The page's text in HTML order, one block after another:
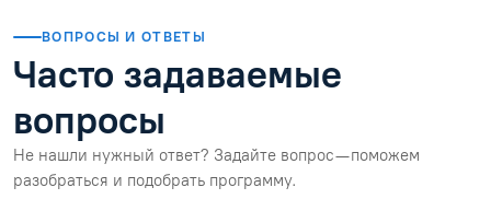
ВОПРОСЫ И ОТВЕТЫ
Часто задаваемые
вопросы
Не нашли нужный ответ? Задайте вопрос — поможем
разобраться и подобрать программу.